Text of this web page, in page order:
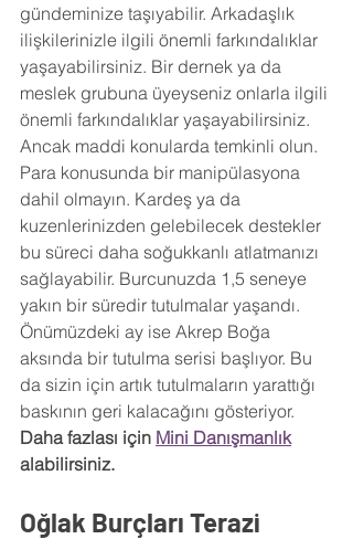
gündeminize taşıyabilir. Arkadaşlık
ilişkilerinizle ilgili önemli farkındalıklar
yaşayabilirsiniz. Bir dernek ya da
meslek grubuna üyeyseniz onlarla ilgili
önemli farkındalıklar yaşayabilirsiniz.
Ancak maddi konularda temkinli olun.
Para konusunda bir manipülasyona
dahil olmayın. Kardeş ya da
kuzenlerinizden gelebilecek destekler
bu süreci daha soğukkanlı atlatmanızı
sağlayabilir. Burcunuzda 1,5 seneye
yakın bir süredir tutulmalar yaşandı.
Önümüzdeki ay ise Akrep Boğa
aksında bir tutulma serisi başlıyor. Bu
da sizin için artık tutulmaların yarattığı
baskının geri kalacağını gösteriyor.
Daha fazlası için Mini Danışmanlık
alabilirsiniz.
Oğlak Burçları Terazi